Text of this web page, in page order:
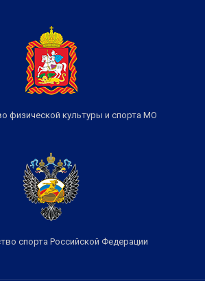
физической культуры и спорта МО
спорта Российской Федерации